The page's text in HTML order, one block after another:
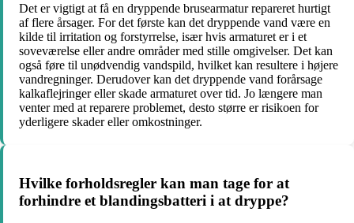
Det er vigtigt at få en dryppende brusearmatur repareret hurtigt
af flere årsager. For det første kan det dryppende vand være en
kilde til irritation og forstyrrelse, især hvis armaturet er i et
soveværelse eller andre områder med stille omgivelser. Det kan
også føre til unødvendig vandspild, hvilket kan resultere i højere
vandregninger. Derudover kan det dryppende vand forårsage
kalkaflejringer eller skade armaturet over tid. Jo længere man
venter med at reparere problemet, desto større er risikoen for
yderligere skader eller omkostninger.
Hvilke forholdsregler kan man tage for at
forhindre et blandingsbatteri i at dryppe?